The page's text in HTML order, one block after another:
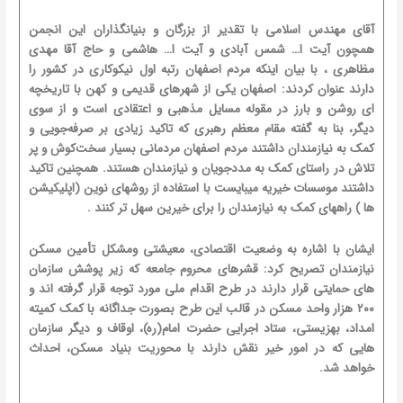
آقای مهندس اسلامی با تقدیر از بزرگان و بنیانگذاران این انجمن
همچون آیت ا… شمس آبادی و آیت ا… هاشمی و حاج آقا مهدی
مظاهری ، با بیان اینکه مردم اصفهان رتبه اول نیکوکاری در کشور را
دارند عنوان کردند: اصفهان یکی از شهرهای قدیمی و کهن با تاریخچه
ای روشن و بارز در مقوله مسایل مذهبی و اعتقادی است و از سوی
دیگر، بنا به گفته مقام معظم رهبری که تاکید زیادی بر صرفه‌جویی و
کمک به نیازمندان داشتند مردم اصفهان مردمانی بسیار سخت‌کوش و پر
تلاش در راستای کمک به مددجویان و نیازمندان هستند. همچنین تاکید
داشتند موسسات خیریه میبایست با استفاده از روشهای نوین (اپلیکیشن
ها ) راههای کمک به نیازمندان را برای خیرین سهل تر کنند .
ایشان با اشاره به وضعیت اقتصادی، معیشتی ومشکل تأمین مسکن
نیازمندان تصریح کرد: قشرهای محروم جامعه که زیر پوشش سازمان
های حمایتی قرار دارند در طرح اقدام ملی مورد توجه قرار گرفته اند و
۲۰۰ هزار واحد مسکن در قالب این طرح بصورت جداگانه با کمک کمیته
امداد، بهزیستی، ستاد اجرایی حضرت امام(ره)، اوقاف و دیگر سازمان
هایی که در امور خیر نقش دارند با محوریت بنیاد مسکن، احداث
خواهد شد.